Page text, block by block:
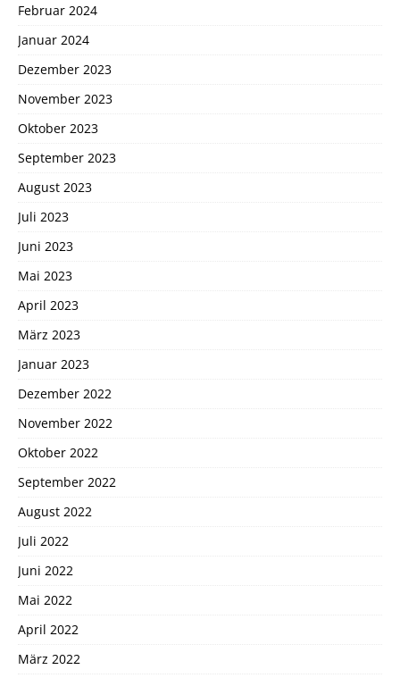
Februar 2024
Januar 2024
Dezember 2023
November 2023
Oktober 2023
September 2023
August 2023
Juli 2023
Juni 2023
Mai 2023
April 2023
März 2023
Januar 2023
Dezember 2022
November 2022
Oktober 2022
September 2022
August 2022
Juli 2022
Juni 2022
Mai 2022
April 2022
März 2022